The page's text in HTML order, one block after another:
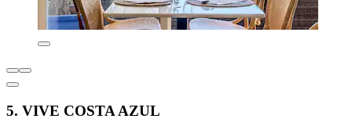
5. VIVE COSTA AZUL